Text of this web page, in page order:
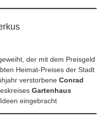
der mit dem Preisgeld
Heimat-Preises der Stadt
verstorbene Conrad
Gartenhaus
eingebracht